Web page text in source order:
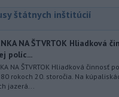
štátnych inštitúcií
NA ŠTVRTOK Hliadková
políc...
NA ŠTVRTOK Hliadková činnosť
rokoch 20. storočia. Na
jazerá...